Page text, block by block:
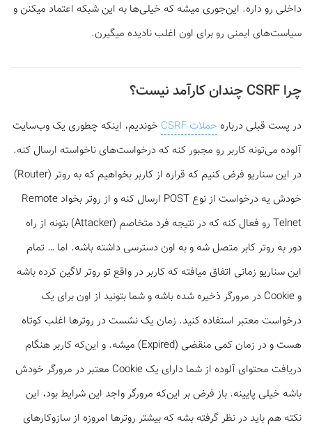
داخلی رو داره. این‌جوری میشه که خیلی‌ها به این شبکه اعتماد میکنن و
سیاست‌های ایمنی رو برای اون اغلب نادیده میگیرن.
چرا CSRF چندان کارآمد نیست؟
در پست قبلی درباره حملات CSRF
خوندیم، این­که چطوری یک وب‌سایت
آلوده می‌تونه کاربر رو مجبور کنه که درخواست‌های ناخواسته ارسال کنه.
در این سناریو فرض کنیم که قراره از کاربر بخواهیم که به روتر (Router)
خودش یه درخواست از نوع POST ارسال کنه و از روتر بخواد Remote
Telnet رو فعال کنه که در نتیجه فرد متخاصم (Attacker) بتونه از راه
دور به روتر کابر متصل شه و به اون دسترسی داشته باشه. اما … تمام
این سناریو زمانی اتفاق می­افته که کاربر در واقع تو روتر لاگین کرده باشه
و Cookie در مرورگر ذخیره شده باشه و شما بتونید از اون برای یک
درخواست معتبر استفاده کنید. زمان یک نشست در روترها اغلب کوتاه
هست و در زمان کمی منقضی (Expired) میشه. و این‌که کاربر هنگام
دریافت محتوای آلوده از شما دارای یک Cookie معتبر در مرورگر خودش
باشه خیلی پایینه. باز فرض بر این‌که مرورگر واجد این شرایط بود، این
نکته هم باید در نظر گرفته بشه که بیشتر روترها امروزه از سازوکارهای